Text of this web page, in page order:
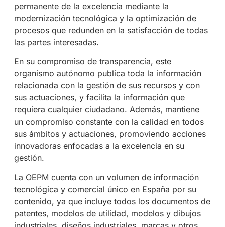
permanente de la excelencia mediante la
modernización tecnológica y la optimización de
procesos que redunden en la satisfacción de todas
las partes interesadas.
En su compromiso de transparencia, este
organismo autónomo publica toda la información
relacionada con la gestión de sus recursos y con
sus actuaciones, y facilita la información que
requiera cualquier ciudadano. Además, mantiene
un compromiso constante con la calidad en todos
sus ámbitos y actuaciones, promoviendo acciones
innovadoras enfocadas a la excelencia en su
gestión.
La OEPM cuenta con un volumen de información
tecnológica y comercial único en España por su
contenido, ya que incluye todos los documentos de
patentes, modelos de utilidad, modelos y dibujos